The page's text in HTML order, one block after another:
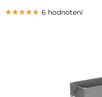
★★★★★
★★★★★
★★★★★ 6 hodnotení